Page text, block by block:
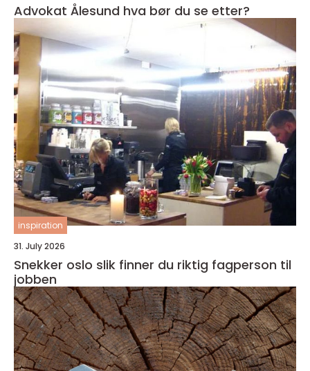
Advokat Ålesund hva bør du se etter?
inspiration
31. July 2026
Snekker oslo slik finner du riktig fagperson til
jobben